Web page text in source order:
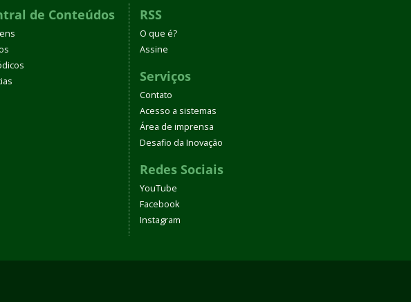
de Conteúdos RSS
O que é?
Assine
Serviços
Contato
Acesso a sistemas
Área de imprensa
Desafio da Inovação
Redes Sociais
YouTube
Facebook
Instagram